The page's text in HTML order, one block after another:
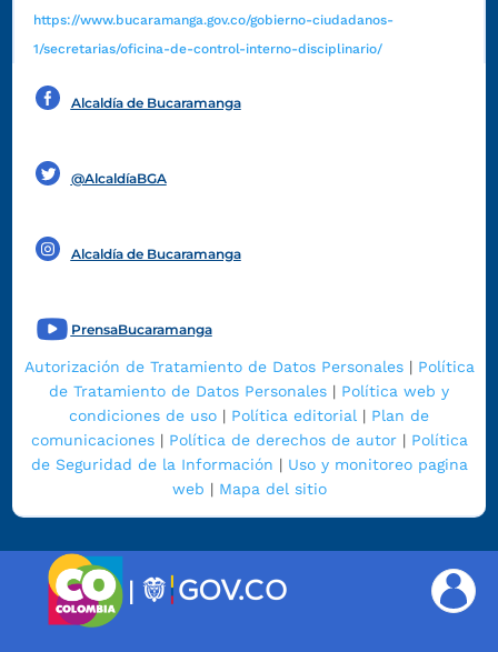
https://www.bucaramanga.gov.co/gobierno-ciudadanos-
1/secretarias/oficina-de-control-interno-disciplinario/
Alcaldía de Bucaramanga
@AlcaldíaBGA
Alcaldía de Bucaramanga
PrensaBucaramanga
Autorización de Tratamiento de Datos Personales| Política
de Tratamiento de Datos Personales | Política web y
condiciones de uso | Política editorial | Plan de
comunicaciones| Política de derechos de autor| Política
de Seguridad de la Información | Uso y monitoreo pagina
web | Mapa del sitio
|